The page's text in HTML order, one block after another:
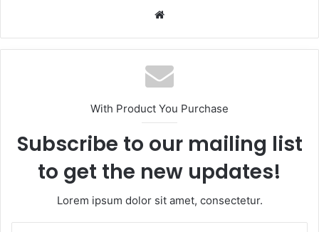
Website
With Product You Purchase
Subscribe to our mailing list
to get the new updates!
Lorem ipsum dolor sit amet, consectetur.